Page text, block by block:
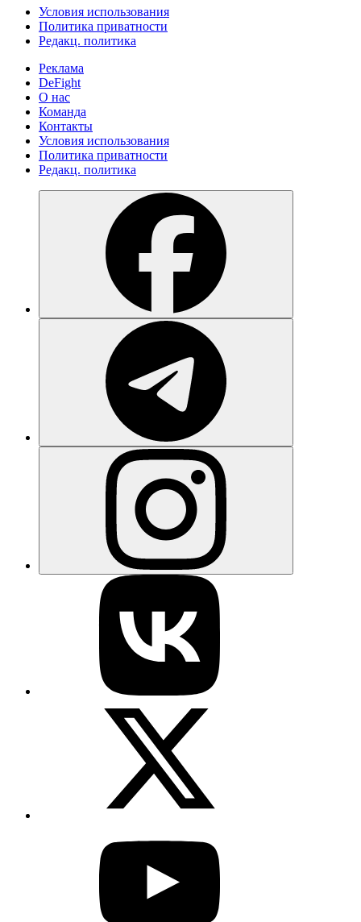
Условия использования
Политика приватности
Редакц. политика
Реклама
DeFight
О нас
Команда
Контакты
Условия использования
Политика приватности
Редакц. политика